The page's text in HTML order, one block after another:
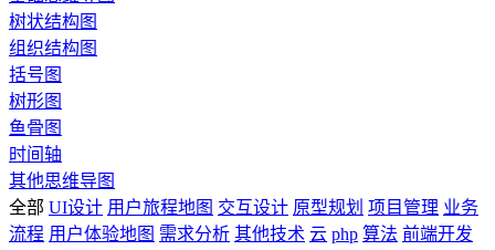
树状结构图
组织结构图
括号图
树形图
鱼骨图
时间轴
其他思维导图
全部 UI设计 用户旅程地图 交互设计 原型规划 项目管理 业务
流程 用户体验地图 需求分析 其他技术 云 php 算法 前端开发